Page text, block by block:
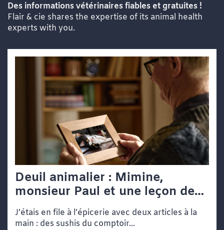
Des informations vétérinaires fiables et gratuites !
Flair & cie shares the expertise of its animal health
experts with you.
Deuil animalier : Mimine,
monsieur Paul et une leçon de
vie dans une file d’attente
J’étais en file à l’épicerie avec deux articles à la
main : des sushis du comptoir...